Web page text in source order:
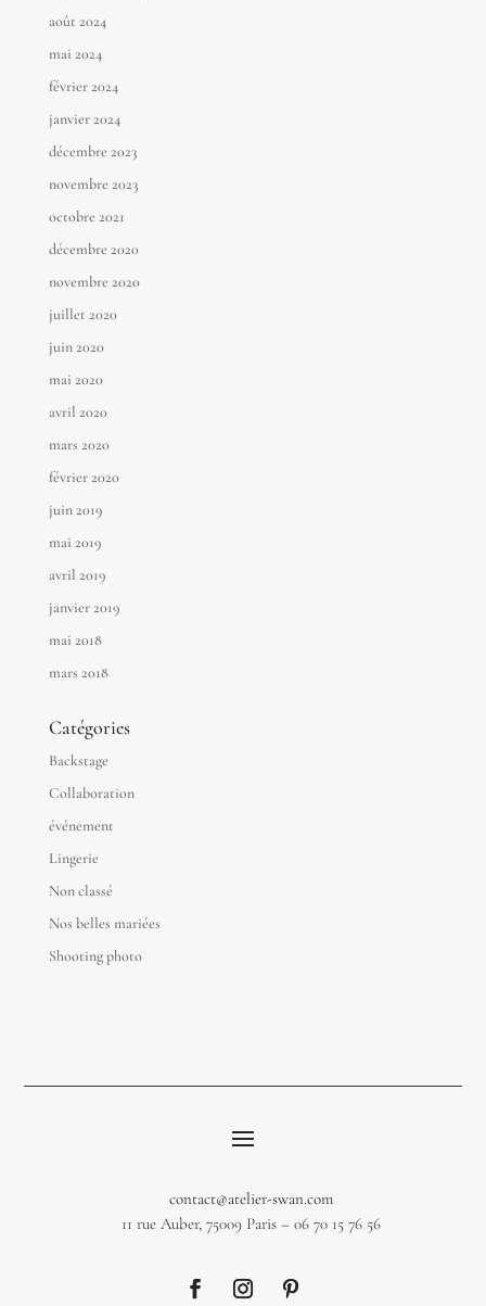
août 2024
mai 2024
février 2024
janvier 2024
décembre 2023
novembre 2023
octobre 2021
décembre 2020
novembre 2020
juillet 2020
juin 2020
mai 2020
avril 2020
mars 2020
février 2020
juin 2019
mai 2019
avril 2019
janvier 2019
mai 2018
mars 2018
Catégories
Backstage
Collaboration
événement
Lingerie
Non classé
Nos belles mariées
Shooting photo
contact@atelier-swan.com
11 rue Auber, 75009 Paris – 06 70 15 76 56